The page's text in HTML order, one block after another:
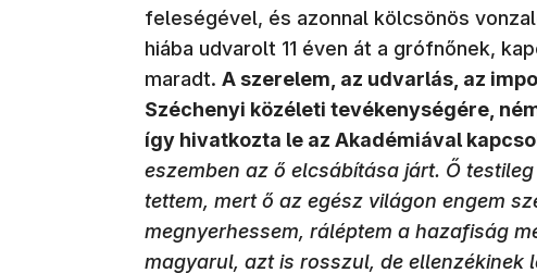
feleségével, és azonnal kölcsönös
hiába udvarolt 11 éven át a grófnőnek,
maradt. A szerelem, az udvarlás, az
Széchenyi közéleti tevékenységére,
így hivatkozta le az Akadémiával
eszemben az ő elcsábítása járt. Ő
tettem, mert ő az egész világon engem
megnyerhessem, ráléptem a hazafiság
magyarul, azt is rosszul, de